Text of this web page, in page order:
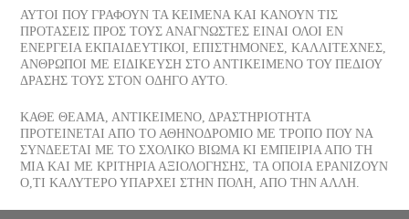
03/07/2026
Το παγωτό, η λιχουδιά του Καλοκαιριού ποια είναι η διατροφική
του αξία
Αφυδάτωση
29/06/2026
ΑΥΤΟΙ ΠΟΥ ΓΡΑΦΟΥΝ ΤΑ ΚΕΙΜΕΝΑ ΚΑΙ ΚΑΝΟΥΝ ΤΙΣ
ΠΡΟΤΑΣΕΙΣ ΠΡΟΣ ΤΟΥΣ ΑΝΑΓΝΩΣΤΕΣ ΕΙΝΑΙ ΟΛΟΙ ΕΝ
ΕΝΕΡΓΕΙΑ ΕΚΠΑΙΔΕΥΤΙΚΟΙ, ΕΠΙΣΤΗΜΟΝΕΣ, ΚΑΛΛΙΤΕΧΝΕΣ,
ΑΝΘΡΩΠΟΙ ΜΕ ΕΙΔΙΚΕΥΣΗ ΣΤΟ ΑΝΤΙΚΕΙΜΕΝΟ ΤΟΥ ΠΕΔΙΟΥ
ΔΡΑΣΗΣ ΤΟΥΣ ΣΤΟΝ ΟΔΗΓΟ ΑΥΤΟ.
ΚΑΘΕ ΘΕΑΜΑ, ΑΝΤΙΚΕΙΜΕΝΟ, ΔΡΑΣΤΗΡΙΟΤΗΤΑ
ΠΡΟΤΕΙΝΕΤΑΙ ΑΠΟ ΤΟ ΑΘΗΝΟΔΡΟΜΙΟ ΜΕ ΤΡΟΠΟ ΠΟΥ ΝΑ
ΣΥΝΔΕΕΤΑΙ ΜΕ ΤΟ ΣΧΟΛΙΚΟ ΒΙΩΜΑ ΚΙ ΕΜΠΕΙΡΙΑ ΑΠΟ ΤΗ
ΜΙΑ ΚΑΙ ΜΕ ΚΡΙΤΗΡΙΑ ΑΞΙΟΛΟΓΗΣΗΣ, ΤΑ ΟΠΟΙΑ ΕΡΑΝΙΖΟΥΝ
Ο,ΤΙ ΚΑΛΥΤΕΡΟ ΥΠΑΡΧΕΙ ΣΤΗΝ ΠΟΛΗ, ΑΠΟ ΤΗΝ ΑΛΛΗ.